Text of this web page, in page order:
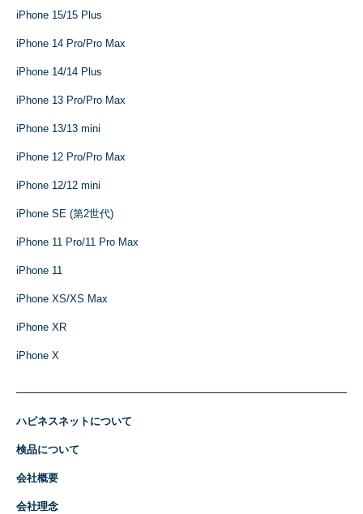
iPhone 15/15 Plus
iPhone 14 Pro/Pro Max
iPhone 14/14 Plus
iPhone 13 Pro/Pro Max
iPhone 13/13 mini
iPhone 12 Pro/Pro Max
iPhone 12/12 mini
iPhone SE (第2世代)
iPhone 11 Pro/11 Pro Max
iPhone 11
iPhone XS/XS Max
iPhone XR
iPhone X
ハピネスネットについて
検品について
会社概要
会社理念